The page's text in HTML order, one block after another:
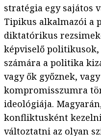
stratégia egy sajátos
Tipikus alkalmazói a
diktatórikus
képviselő
számára a politika
vagy ők győznek,
kompromisszumra
ideológiája.
konfliktusként
változtatni az olyan